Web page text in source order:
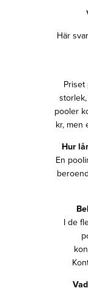
Här
pooler
kr, men
Hur
En
I de